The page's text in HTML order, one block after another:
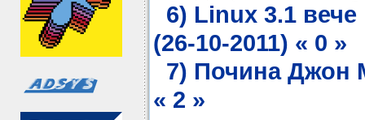
6) Linux 3.1
(26-10-2011) « 0 »
7) Почина Джон
« 2 »